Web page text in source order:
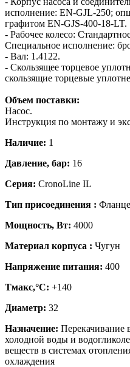
исполнение: EN-GJL-250;
графитом EN-GJS-400-18-LT.
- Рабочее колесо:
Специальное исполнение:
- Вал: 1.4122.
- Скользящее торцевое
скользящие торцевые
Объем поставки:
Насос.
Инструкция по монтажу и
Наличие: 1
Давление, бар: 16
Серия: CronoLine IL
Тип присоединения :
Мощность, Вт: 4000
Материал корпуса : Чугун
Напряжение питания: 400
Тмакс,°C: +140
Диаметр: 32
Назначение: Перекачивание
холодной воды и
веществ в системах
охлаждения